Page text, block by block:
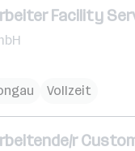
Facility
Vollzeit
r